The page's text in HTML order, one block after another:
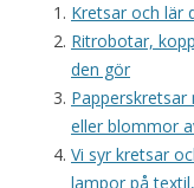
Kretsar och lär
Ritrobotar,
den gör
eller blommor
Vi syr kretsar
lampor på